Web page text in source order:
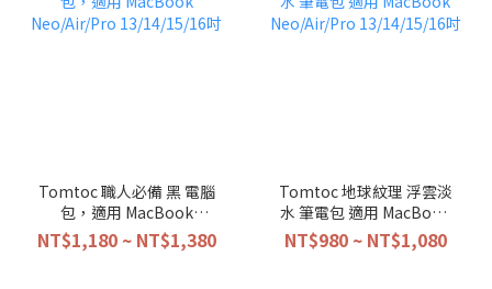
Tomtoc 職人必備 黑 電腦
包，適用 MacBook
Neo/Air/Pro 13/14/15/16
NT$1,180 ~ NT$1,380
Tomtoc 地球紋理 浮雲淡
水 筆電包 適用 MacBook
Neo/Air/Pro 13/14/15/16
吋
NT$980 ~ NT$1,080